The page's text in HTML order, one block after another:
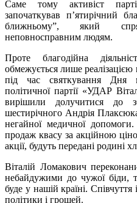
Саме тому активіст
започаткував п’ятирічний
ближньому”, який
неповносправним людям.
Проте благодійна
обмежується лише
під час святкування Дня
політичної партії «УДАР
вирішили долучитися до
шестирічного Андрія
негайної медичної
продаж квасу за акційною
акції, будуть передані родині
Віталій Ломакович
небайдужими до чужої біди,
буде у нашій країні.
політики і грошей.